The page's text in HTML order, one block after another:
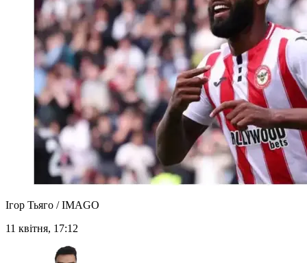
Ігор Тьяго / IMAGO
11 квітня, 17:12